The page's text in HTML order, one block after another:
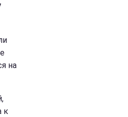
на
к